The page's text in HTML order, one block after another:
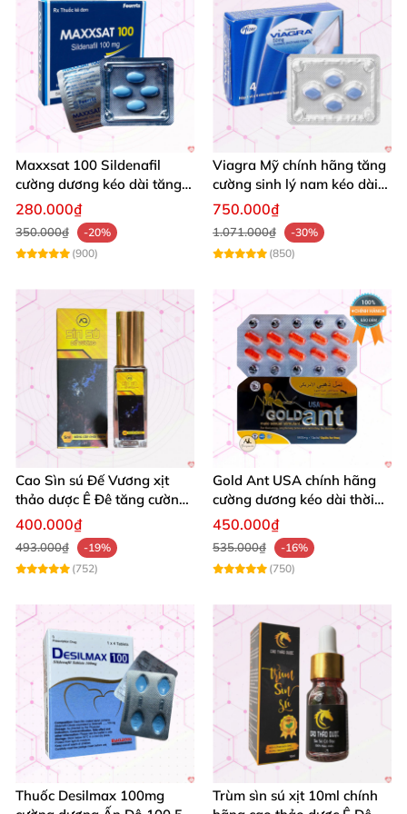
Maxxsat 100 Sildenafil
cường dương kéo dài tăng
cường sinh lý nam
280.000₫
350.000₫
-20%
(900)
Viagra Mỹ chính hãng tăng
cường sinh lý nam kéo dài
quan hệ
750.000₫
1.071.000₫
-30%
(850)
Cao Sìn sú Đế Vương xịt
thảo dược Ê Đê tăng cường
bản lĩnh nam
400.000₫
493.000₫
-19%
(752)
Gold Ant USA chính hãng
cường dương kéo dài thời
gian - Kiến Vàng Đen Tây
450.000₫
535.000₫
-16%
(750)
Thuốc Desilmax 100mg
Trùm sìn sú xịt 10ml chính